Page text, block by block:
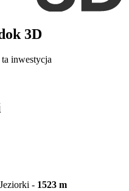
3D
inwestycja
- 1523m